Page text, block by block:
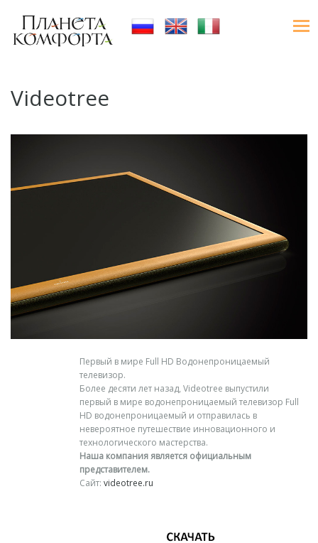
Videotree
Первый в мире Full HD Водонепроницаемый
телевизор.
Более десяти лет назад, Videotree выпустили
первый в мире водонепроницаемый телевизор Full
HD водонепроницаемый и отправилась в
невероятное путешествие инновационного и
технологического мастерства.
Наша компания является официальным
представителем.
Сайт: videotree.ru